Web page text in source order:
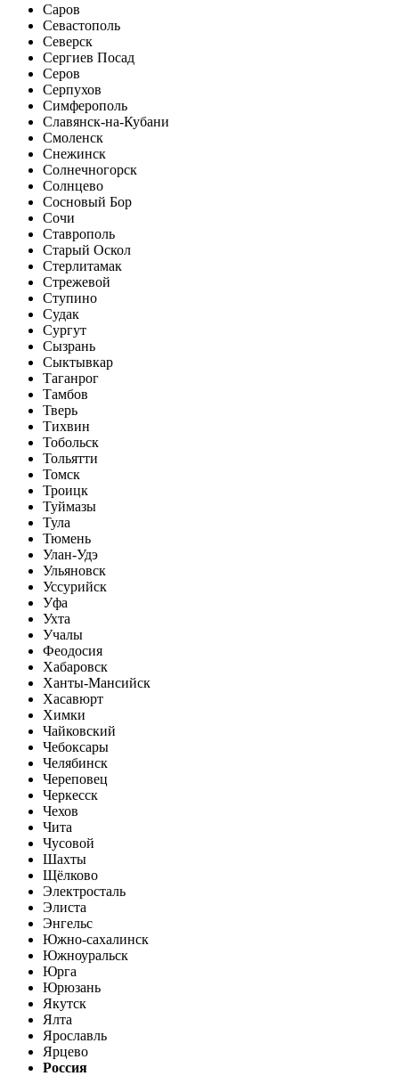
Саров
Севастополь
Северск
Сергиев Посад
Серов
Серпухов
Симферополь
Славянск-на-Кубани
Смоленск
Снежинск
Солнечногорск
Солнцево
Сосновый Бор
Сочи
Ставрополь
Старый Оскол
Стерлитамак
Стрежевой
Ступино
Судак
Сургут
Сызрань
Сыктывкар
Таганрог
Тамбов
Тверь
Тихвин
Тобольск
Тольятти
Томск
Троицк
Туймазы
Тула
Тюмень
Улан-Удэ
Ульяновск
Уссурийск
Уфа
Ухта
Учалы
Феодосия
Хабаровск
Ханты-Мансийск
Хасавюрт
Химки
Чайковский
Чебоксары
Челябинск
Череповец
Черкесск
Чехов
Чита
Чусовой
Шахты
Щёлково
Электросталь
Элиста
Энгельс
Южно-сахалинск
Южноуральск
Юрга
Юрюзань
Якутск
Ялта
Ярославль
Ярцево
Россия